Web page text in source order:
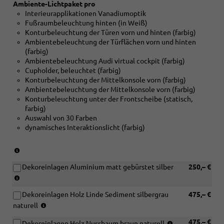
mit
[PY2]
line
Paket)
Ambiente-Lichtpaket pro
Interieurapplikationen Vanadiumoptik
Fußraumbeleuchtung hinten (in Weiß)
Konturbeleuchtung der Türen vorn und hinten (farbig)
Ambientebeleuchtung der Türflächen vorn und hinten
(farbig)
Ambientebeleuchtung Audi virtual cockpit (farbig)
Cupholder, beleuchtet (farbig)
Konturbeleuchtung der Mittelkonsole vorn (farbig)
Ambientebeleuchtung der Mittelkonsole vorn (farbig)
Konturbeleuchtung unter der Frontscheibe (statisch,
farbig)
Auswahl von 30 Farben
dynamisches Interaktionslicht (farbig)
Verbindung
S
line
250,– €
Dekoreinlagen Aluminium matt gebürstet silber
Verbindung
mit
475,– €
Dekoreinlagen Holz Linde Sediment silbergrau
naturell
475,– €